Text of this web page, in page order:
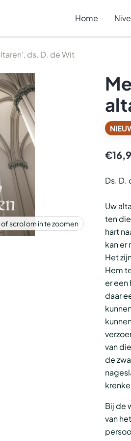
Home
ds. D. de Wit
of scrol om in te zoomen
Ds. D.
Uw
ten
hart
kan er
Het
Hem
er een
daar
van
de
Bij de
van